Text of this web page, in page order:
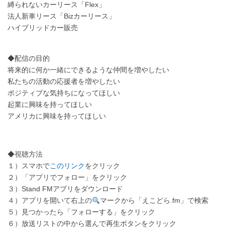
縛られないカーリース「Flex」
法人新車リース「Bizカーリース」
ハイブリッドカー販売
◆配信の目的
将来的に何か一緒にできるような仲間を増やしたい
私たちの活動の応援者を増やしたい
ポジティブな気持ちになってほしい
起業に興味を持ってほしい
アメリカに興味を持ってほしい
◆視聴方法
１）スマホでこのリンクをクリック
２）「アプリでフォロー」をクリック
３）Stand FMアプリをダウンロード
４）アプリを開いて右上の
マークから「えこどら.fm」で検索
５）見つかったら「フォローする」をクリック
６）放送リストの中から選んで再生ボタンをクリック